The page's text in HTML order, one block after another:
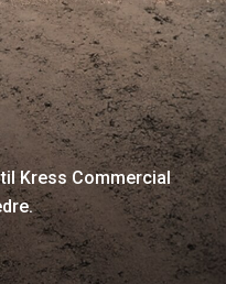
Kress Commercial